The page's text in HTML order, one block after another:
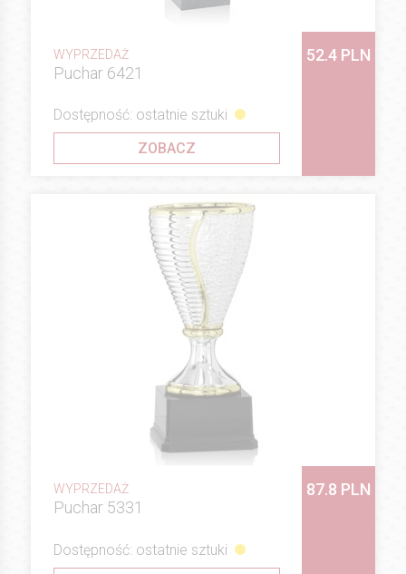
WYPRZEDAŻ
Puchar 6421
52.4 PLN
Dostępność: ostatnie sztuki
ZOBACZ
WYPRZEDAŻ
Puchar 5331
87.8 PLN
Dostępność: ostatnie sztuki